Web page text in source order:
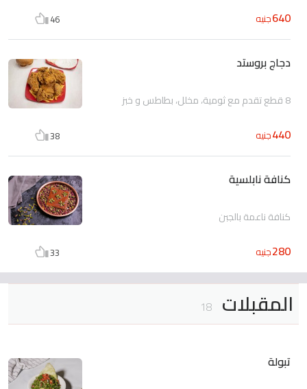
640جنيه 46
دجاج بروستد
8 قطع تقدم مع ثومية، مخلل، بطاطس و خبز
440جنيه 38
كنافة نابلسية
كنافة ناعمة بالجبن
280جنيه 33
المقبلات 18
تبولة